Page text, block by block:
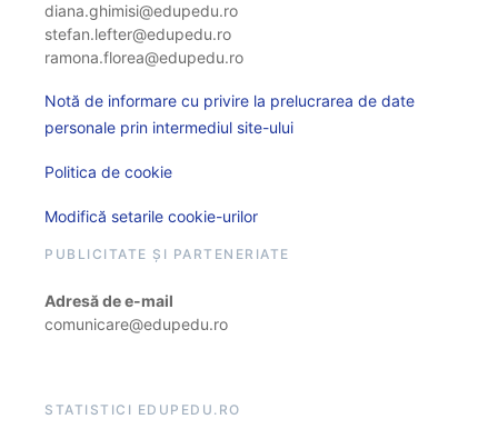
diana.ghimisi@edupedu.ro
stefan.lefter@edupedu.ro
ramona.florea@edupedu.ro
Notă de informare cu privire la prelucrarea de date
personale prin intermediul site-ului
Politica de cookie
Modifică setarile cookie-urilor
PUBLICITATE ȘI PARTENERIATE
Adresă de e-mail
comunicare@edupedu.ro
STATISTICI EDUPEDU.RO